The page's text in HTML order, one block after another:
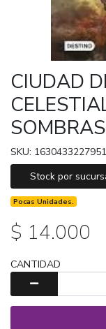
CIUDAD
SKU: 1630433227951
Stock por
Pocas Unidades.
$ 14.000
CANTIDAD